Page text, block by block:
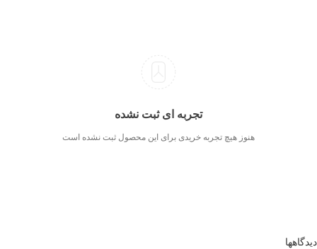
تجربه ای ثبت نشده
هنوز هیچ تجربه خریدی برای این محصول ثبت نشده است
دیدگاهها